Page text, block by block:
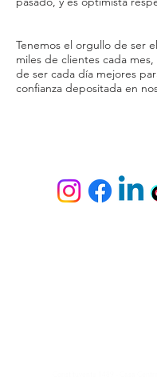
Tenemos el orgullo de ser
miles de clientes cada
de ser cada día mejores
confianza depositada en
Constituyente 1489 - Casa